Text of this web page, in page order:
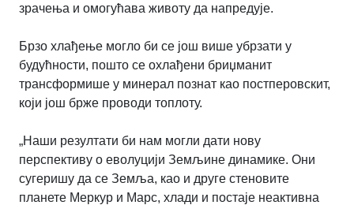
зрачења и омогућава животу да напредује.
Брзо хлађење могло би се још више убрзати у
будућности, пошто се охлађени бриџманит
трансформише у минерал познат као постперовскит,
који још брже проводи топлоту.
„Наши резултати би нам могли дати нову
перспективу о еволуцији Земљине динамике. Они
сугеришу да се Земља, као и друге стеновите
планете Меркур и Марс, хлади и постаје неактивна